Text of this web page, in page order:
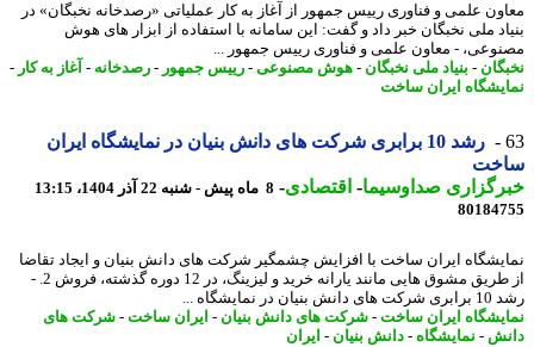
علمی و فناوری رییس جمهور از آغاز به کار عملیاتی «رصدخانه نخبگان» در
ملی نخبگان خبر داد و گفت: این سامانه با استفاده از ابزار های هوش
- معاون علمی و فناوری رییس جمهور ...
-بنیاد ملی نخبگان-هوش مصنوعی-رییس جمهور-رصدخانه-آغاز به کار-
ایران ساخت
رشد 10 برابری شرکت های دانش بنیان در نمایشگاه ایران
صداوسیما-اقتصادی-8 ماه پیش - شنبه 22 آذر 1404، 13:15
ایران ساخت با افزایش چشمگیر شرکت های دانش بنیان و ایجاد تقاضا
از طریق مشوق هایی مانند یارانه خرید و لیزینگ، در 12 دوره گذشته، فروش 2. -
در نمایشگاه ...
ایران ساخت-شرکت های دانش بنیان-ایران ساخت-شرکت های
-نمایشگاه-دانش بنیان-ایران